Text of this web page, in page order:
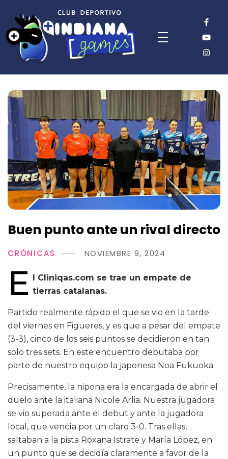
Buen punto ante un rival directo
NOVIEMBRE 9, 2024
CRÓNICAS
E
l Cliniqas.com se trae un empate de
tierras catalanas.
Partido realmente rápido el que se vio en la tarde
del viernes en Figueres, y es que a pesar del empate
(3-3), cinco de los seis puntos se decidieron en tan
solo tres sets. En este encuentro debutaba por
parte de nuestro equipo la japonesa Noa Fukuoka.
Precisamente, la nipona era la encargada de abrir el
duelo ante la italiana Nicole Arlia. Nuestra jugadora
se vio superada ante el debut y ante la jugadora
local, que vencía por un claro 3-0. Tras ellas,
saltaban a la pista Roxana Istrate y María López, en
un punto que se decidía claramente a favor de la